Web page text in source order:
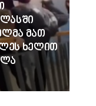
მათ
ხელით